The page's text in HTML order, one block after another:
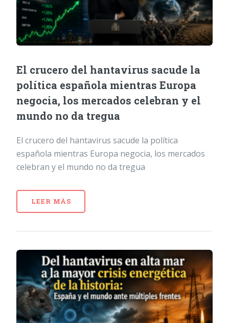
El crucero del hantavirus sacude la
política española mientras Europa
negocia, los mercados celebran y el
mundo no da tregua
El crucero del hantavirus sacude la política
española mientras Europa negocia, los mercados
celebran y el mundo no da tregua
LEER MÁS